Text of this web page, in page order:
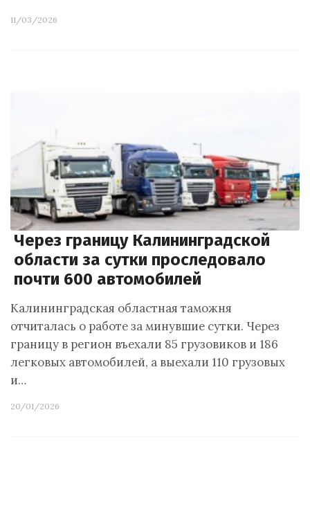
11/03/2026
Через границу Калининградской
области за сутки проследовало
почти 600 автомобилей
Калининградская областная таможня
отчиталась о работе за минувшие сутки. Через
границу в регион въехали 85 грузовиков и 186
легковых автомобилей, а выехали 110 грузовых
и…
20/01/2026